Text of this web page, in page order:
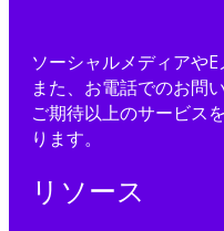
ソーシャルメディアや
また、お電話でのお問
ご期待以上のサービス
ります。
リソース